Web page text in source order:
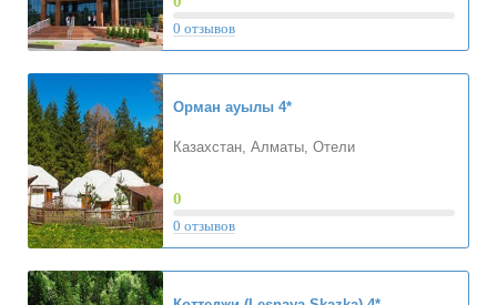
0 отзывов
Орман ауылы 4*
Казахстан, Алматы, Отели
0
0 отзывов